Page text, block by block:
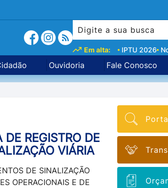
Em alta: IPTU 2026
Ouvidoria Fale Conosco
REGISTRO DE
VIÁRIA
DE SINALIZAÇÃO
OPERACIONAIS E DE